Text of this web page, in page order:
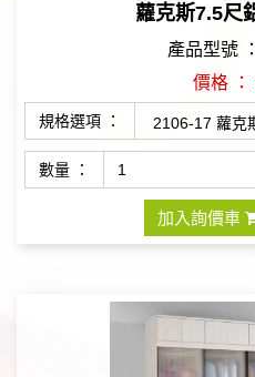
蘿克斯7.5尺
產品型號
價格 ：
規格選項 ：
數量 ：
加入詢價車